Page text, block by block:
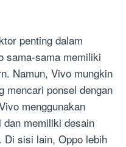
penting dalam
sama-sama memiliki
Namun, Vivo mungkin
mencari ponsel dengan
menggunakan
dan memiliki desain
Di sisi lain, Oppo lebih